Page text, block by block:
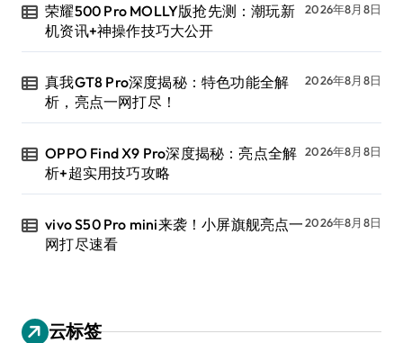
荣耀500 Pro MOLLY版抢先测：潮玩新
机资讯+神操作技巧大公开
2026年8月8日
真我GT8 Pro深度揭秘：特色功能全解
析，亮点一网打尽！
2026年8月8日
OPPO Find X9 Pro深度揭秘：亮点全解
析+超实用技巧攻略
2026年8月8日
vivo S50 Pro mini来袭！小屏旗舰亮点一
网打尽速看
2026年8月8日
云标签